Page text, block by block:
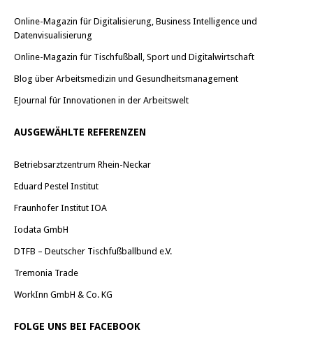
Online-Magazin für Digitalisierung, Business Intelligence und
Datenvisualisierung
Online-Magazin für Tischfußball, Sport und Digitalwirtschaft
Blog über Arbeitsmedizin und Gesundheitsmanagement
EJournal für Innovationen in der Arbeitswelt
AUSGEWÄHLTE REFERENZEN
Betriebsarztzentrum Rhein-Neckar
Eduard Pestel Institut
Fraunhofer Institut IOA
Iodata GmbH
DTFB – Deutscher Tischfußballbund e.V.
Tremonia Trade
WorkInn GmbH & Co. KG
FOLGE UNS BEI FACEBOOK